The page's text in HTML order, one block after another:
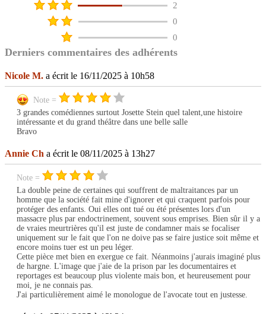
2
0
0
Derniers commentaires des adhérents
Nicole M. a écrit le 16/11/2025 à 10h58
Note =
3 grandes comédiennes surtout Josette Stein quel talent,une histoire
intéressante et du grand théâtre dans une belle salle
Bravo
Annie Ch a écrit le 08/11/2025 à 13h27
Note =
La double peine de certaines qui souffrent de maltraitances par un
homme que la société fait mine d'ignorer et qui craquent parfois pour
protéger des enfants. Oui elles ont tué ou été présentes lors d'un
massacre plus par endoctrinement, souvent sous emprises. Bien sûr il y a
de vraies meurtrières qu'il est juste de condamner mais se focaliser
uniquement sur le fait que l'on ne doive pas se faire justice soit même et
encore moins tuer est un peu léger.
Cette pièce met bien en exergue ce fait. Néanmoins j'aurais imaginé plus
de hargne. L'image que j'aie de la prison par les documentaires et
reportages est beaucoup plus violente mais bon, et heureusement pour
moi, je ne connais pas.
J'ai particulièrement aimé le monologue de l'avocate tout en justesse.